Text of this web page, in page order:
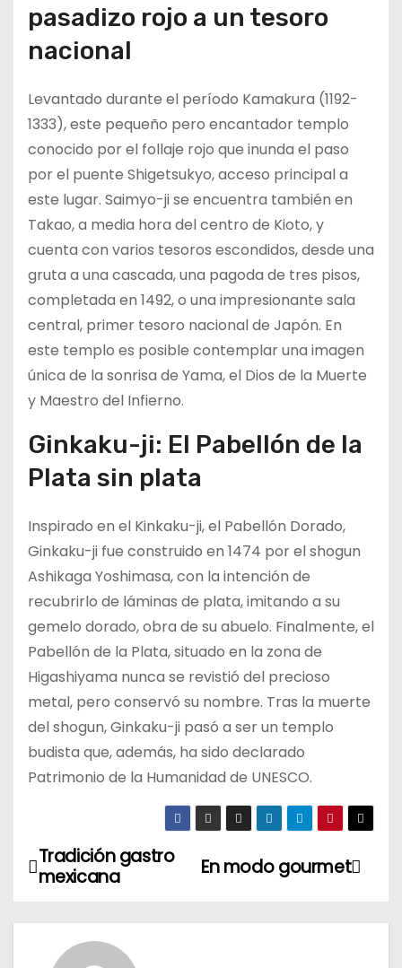
pasadizo rojo a un tesoro
nacional
Levantado durante el período Kamakura (1192-
1333), este pequeño pero encantador templo
conocido por el follaje rojo que inunda el paso
por el puente Shigetsukyo, acceso principal a
este lugar. Saimyo-ji se encuentra también en
Takao, a media hora del centro de Kioto, y
cuenta con varios tesoros escondidos, desde una
gruta a una cascada, una pagoda de tres pisos,
completada en 1492, o una impresionante sala
central, primer tesoro nacional de Japón. En
este templo es posible contemplar una imagen
única de la sonrisa de Yama, el Dios de la Muerte
y Maestro del Infierno.
Ginkaku-ji: El Pabellón de la
Plata sin plata
Inspirado en el Kinkaku-ji, el Pabellón Dorado,
Ginkaku-ji fue construido en 1474 por el shogun
Ashikaga Yoshimasa, con la intención de
recubrirlo de láminas de plata, imitando a su
gemelo dorado, obra de su abuelo. Finalmente, el
Pabellón de la Plata, situado en la zona de
Higashiyama nunca se revistió del precioso
metal, pero conservó su nombre. Tras la muerte
del shogun, Ginkaku-ji pasó a ser un templo
budista que, además, ha sido declarado
Patrimonio de la Humanidad de UNESCO.
N
En modo gourmet
Tradición gastro
mexicana